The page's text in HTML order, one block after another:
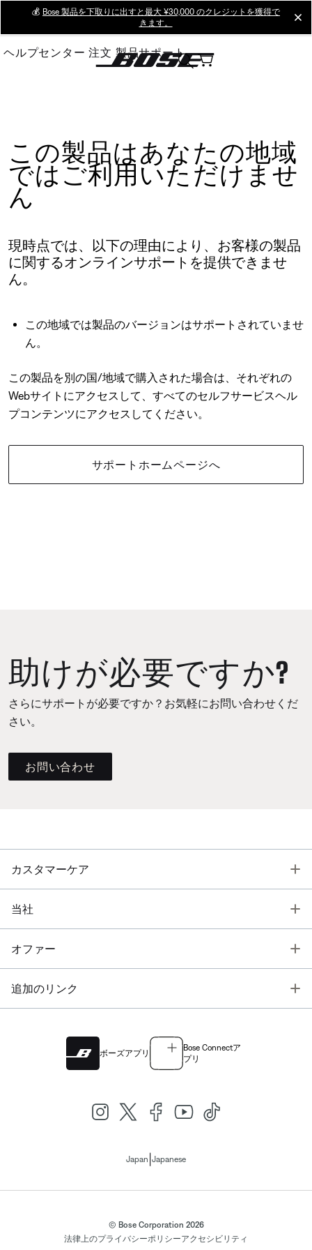
Main
💰 Bose 製品を下取りに出すと最大 ¥30,000 のクレジットを獲得で
きます。
ヘルプセンター 注文 製品サポート
この製品はあなたの地域
ではご利用いただけませ
ん
現時点では、以下の理由により、お客様の製品
に関するオンラインサポートを提供できませ
ん。
この地域では製品のバージョンはサポートされていませ
ん。
この製品を別の国/地域で購入された場合は、それぞれの
Webサイトにアクセスして、すべてのセルフサービスヘル
プコンテンツにアクセスしてください。
サポートホームページへ
助けが必要ですか?
さらにサポートが必要ですか？お気軽にお問い合わせくだ
さい。
お問い合わせ
カスタマーケア
当社
オファー
追加のリンク
ボーズアプリ
Bose Connectア
プリ
Japan Japanese
© Bose Corporation 2026
法律上のプライバシーポリシーアクセシビリティ